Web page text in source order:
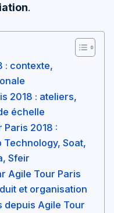
.
: contexte,
2018 : ateliers,
échelle
Paris 2018 :
Soat,
Sfeir
Agile Tour Paris
et organisation
depuis Agile Tour